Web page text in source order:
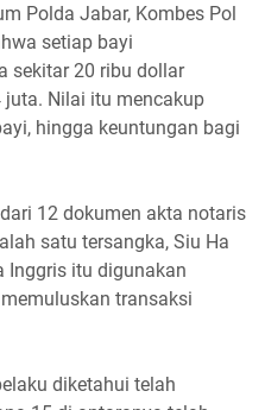
Polda Jabar, Kombes Pol
setiap bayi
sekitar 20 ribu dollar
juta. Nilai itu mencakup
hingga keuntungan bagi
12 dokumen akta notaris
satu tersangka, Siu Ha
Inggris itu digunakan
transaksi
diketahui telah